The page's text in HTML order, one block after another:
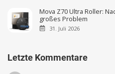
Mova Z70 Ultra Roller:
großes Problem
31. Juli 2026
Letzte Kommentare